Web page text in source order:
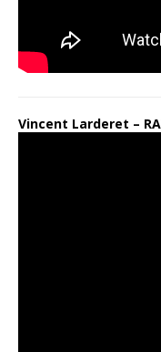
Vincent Larderet –